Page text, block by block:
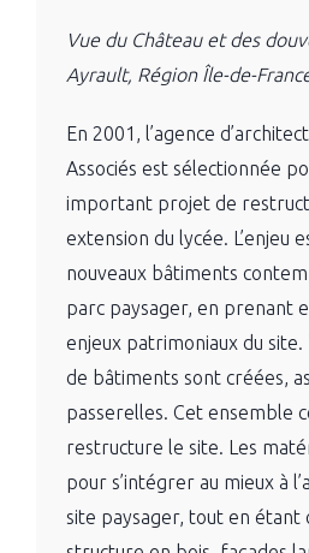
Vue du Château et des
Ayrault, Région Île-de-
En 2001, l’agence
Associés est sélectionnée
important projet de
extension du lycée. L’enjeu
nouveaux bâtiments
parc paysager, en prenant
enjeux patrimoniaux du
de bâtiments sont créées,
passerelles. Cet ensemble
restructure le site. Les
pour s’intégrer au mieux à
site paysager, tout en étant